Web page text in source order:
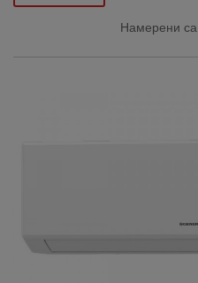
Намерени са